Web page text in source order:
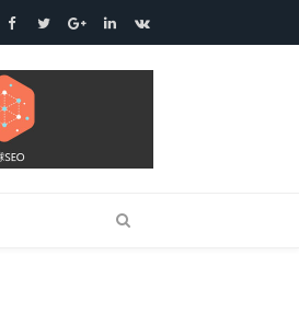
Facebook
TwitterGoogle+LinkedIn
VK